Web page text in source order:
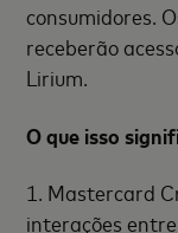
consumidores.
receberão
Lirium.
O que isso
1. Mastercard
interações